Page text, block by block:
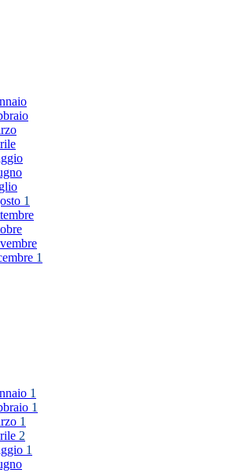
1
1
1
1
1
2
1